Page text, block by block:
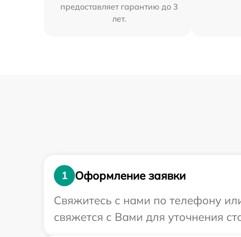
предоставляет гарантию до 3
лет.
1
Оформление заявки
Свяжитесь с нами по телефону
свяжется с Вами для уточнения